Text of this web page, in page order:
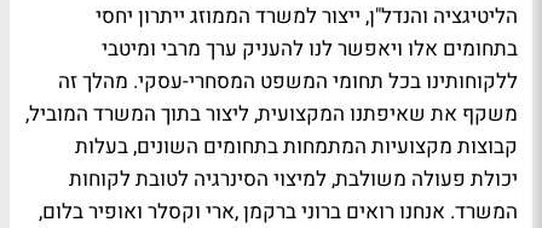
הליטיגציה והנדל"ן, ייצור למשרד הממוזג ייתרון יחסי
בתחומים אלו ויאפשר לנו להעניק ערך מרבי ומיטבי
ללקוחותינו בכל תחומי המשפט המסחרי-עסקי. מהלך זה
משקף את שאיפתנו המקצועית, ליצור בתוך המשרד המוביל,
קבוצות מקצועיות המתמחות בתחומים השונים, בעלות
יכולת פעולה משולבת, למיצוי הסינרגיה לטובת לקוחות
המשרד. אנחנו רואים ברוני ברקמן ,ארי וקסלר ואופיר בלום,